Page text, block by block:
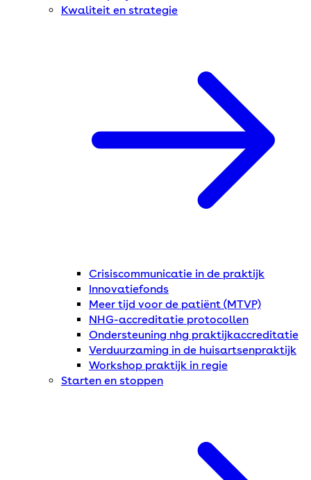
Kwaliteit en strategie
Crisiscommunicatie in de praktijk
Innovatiefonds
Meer tijd voor de patiënt (MTVP)
NHG-accreditatie protocollen
Ondersteuning nhg praktijkaccreditatie
Verduurzaming in de huisartsenpraktijk
Workshop praktijk in regie
Starten en stoppen